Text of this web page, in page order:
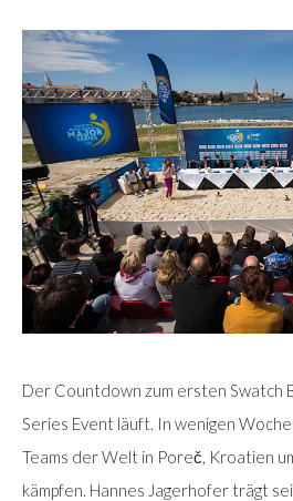
Der Countdown zum ersten Swatch
Series Event läuft. In wenigen
Teams der Welt in Poreč, Kroatien
kämpfen. Hannes Jagerhofer trägt